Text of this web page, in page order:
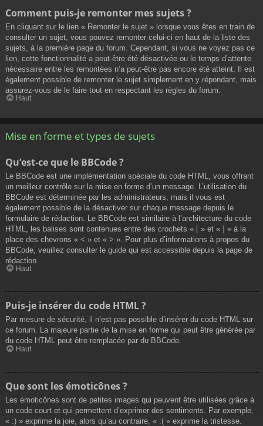
Comment puis-je remonter mes sujets ?
En cliquant sur le lien « Remonter le sujet » lorsque vous êtes en train de
consulter un sujet, vous pouvez remonter celui-ci en haut de la liste des
sujets, à la première page du forum. Cependant, si vous ne voyez pas ce
lien, cette fonctionnalité a peut-être été désactivée ou le temps d’attente
nécessaire entre les remontées n’a peut-être pas encore été atteint. Il est
également possible de remonter le sujet simplement en y répondant, mais
assurez-vous de le faire tout en respectant les règles du forum.
Haut
Mise en forme et types de sujets
Qu’est-ce que le BBCode ?
Le BBCode est une implémentation spéciale du code HTML, vous offrant
un meilleur contrôle sur la mise en forme d’un message. L’utilisation du
BBCode est déterminée par les administrateurs, mais il vous est
également possible de la désactiver sur chaque message depuis le
formulaire de rédaction. Le BBCode est similaire à l’architecture du code
HTML, les balises sont contenues entre des crochets « [ » et « ] » à la
place des chevrons « < » et « > ». Pour plus d’informations à propos du
BBCode, veuillez consulter le guide qui est accessible depuis la page de
rédaction.
Haut
Puis-je insérer du code HTML ?
Par mesure de sécurité, il n’est pas possible d’insérer du code HTML sur
ce forum. La majeure partie de la mise en forme qui peut être générée par
du code HTML peut être remplacée par du BBCode.
Haut
Que sont les émoticônes ?
Les émoticônes sont de petites images qui peuvent être utilisées grâce à
un code court et qui permettent d’exprimer des sentiments. Par exemple,
« :) » exprime la joie, alors qu’au contraire, « :( » exprime la tristesse.